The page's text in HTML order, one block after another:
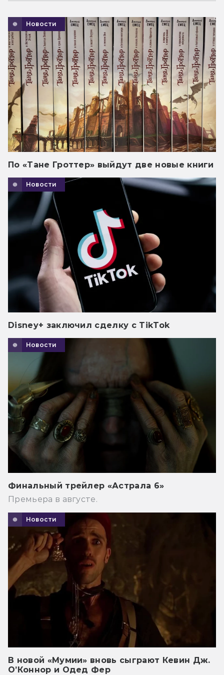
Новости
По «Тане Гроттер» выйдут две новые книги
Новости
Disney+ заключил сделку с TikTok
Новости
Финальный трейлер «Астрала 6»
Премьера в августе.
Новости
В новой «Мумии» вновь сыграют Кевин Дж.
О’Коннор и Одед Фер